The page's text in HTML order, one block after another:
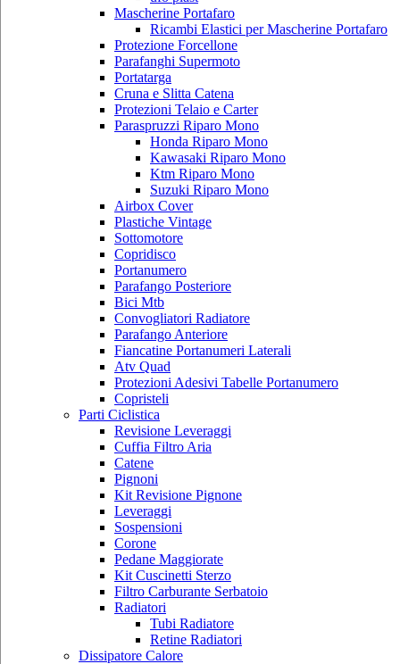
Mascherine Portafaro
Ricambi Elastici per Mascherine Portafaro
Protezione Forcellone
Parafanghi Supermoto
Portatarga
Cruna e Slitta Catena
Protezioni Telaio e Carter
Paraspruzzi Riparo Mono
Honda Riparo Mono
Kawasaki Riparo Mono
Ktm Riparo Mono
Suzuki Riparo Mono
Airbox Cover
Plastiche Vintage
Sottomotore
Copridisco
Portanumero
Parafango Posteriore
Bici Mtb
Convogliatori Radiatore
Parafango Anteriore
Fiancatine Portanumeri Laterali
Atv Quad
Protezioni Adesivi Tabelle Portanumero
Copristeli
Parti Ciclistica
Revisione Leveraggi
Cuffia Filtro Aria
Catene
Pignoni
Kit Revisione Pignone
Leveraggi
Sospensioni
Corone
Pedane Maggiorate
Kit Cuscinetti Sterzo
Filtro Carburante Serbatoio
Radiatori
Tubi Radiatore
Retine Radiatori
Dissipatore Calore